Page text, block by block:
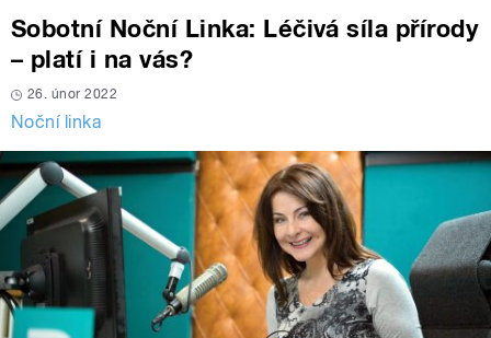
Sobotní Noční Linka: Léčivá síla přírody
– platí i na vás?
26. únor 2022
Noční linka